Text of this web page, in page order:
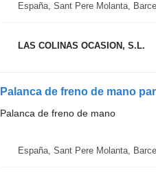
España, Sant Pere Molanta,
LAS COLINAS OCASION, S.L.
Palanca de freno de mano
Palanca de freno de mano
España, Sant Pere Molanta,